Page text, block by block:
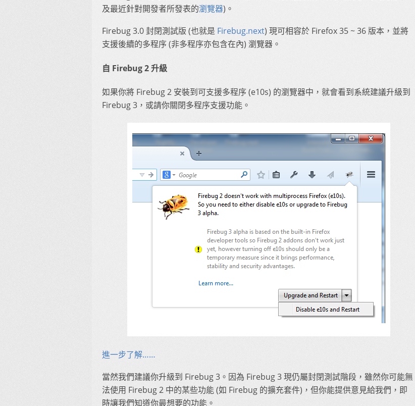
及最近針對開發者所發表的瀏覽器)。
Firebug 3.0 封閉測試版 (也就是 Firebug.next) 現可相容於 Firefox 35 ~ 36 版本，並將
支援後續的多程序 (非多程序亦包含在內) 瀏覽器。
自 Firebug 2 升級
如果你將 Firebug 2 安裝到可支援多程序 (e10s) 的瀏覽器中，就會看到系統建議升級到
Firebug 3，或請你關閉多程序支援功能。
進一步了解……
當然我們建議你升級到 Firebug 3。因為 Firebug 3 現仍屬封閉測試階段，雖然你可能無
法使用 Firebug 2 中的某些功能 (如 Firebug 的擴充套件)，但你能提供意見給我們，即
時讓我們知道你最想要的功能。